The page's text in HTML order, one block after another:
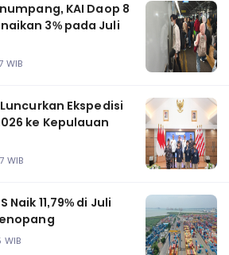
KAI Daop 8
3% pada Juli
WIB
Ekspedisi
ke Kepulauan
WIB
Naik 11,79% di Juli